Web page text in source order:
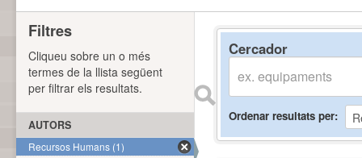
Cercador
Ordenar resultats per
Filtres
Cliqueu sobre un o més
termes de la llista següent
per filtrar els resultats.
AUTORS
Recursos Humans (1)